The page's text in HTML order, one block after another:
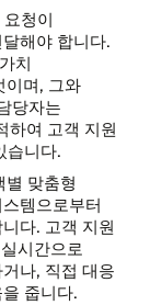
청이
해야 합니다.
치
이며, 그와
당자는
하여 고객 지원
습니다.
맞춤형
템으로부터
다. 고객 지원
시간으로
나, 직접 대응
줍니다.